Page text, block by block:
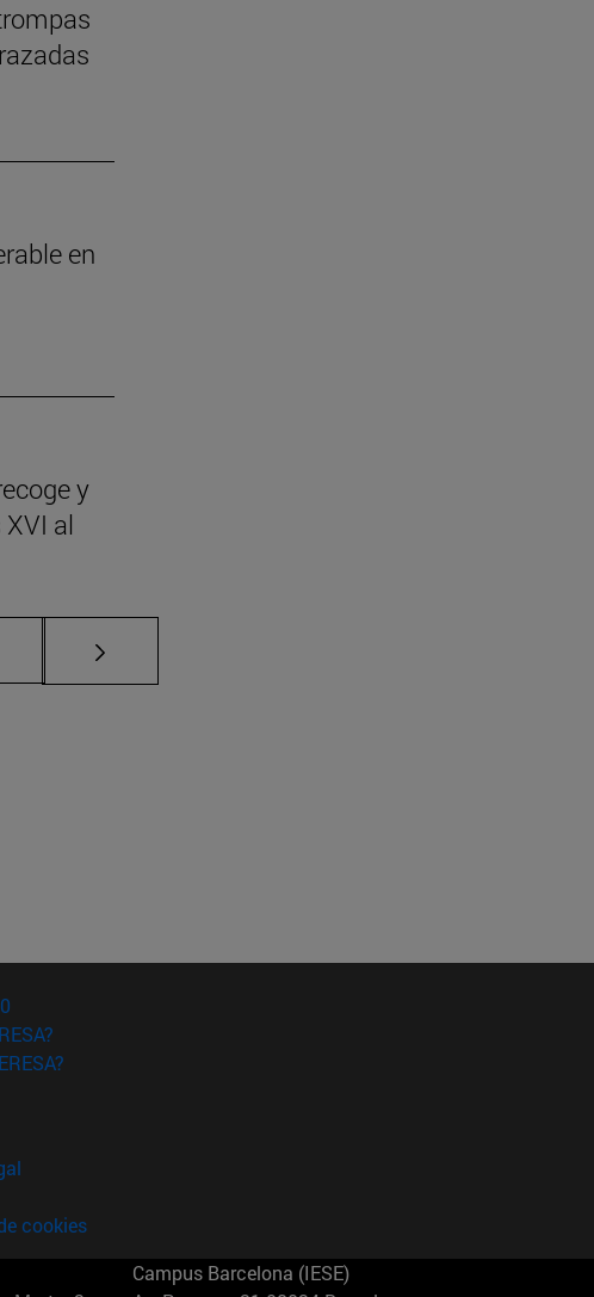
en
y
al
Use TAB para desplazarse.
cookies
Campus Barcelona (IESE)